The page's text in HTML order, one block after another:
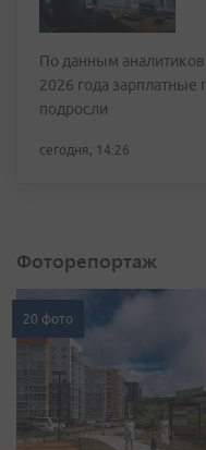
По данным
2026 года
подросли
сегодня, 14:26
Фоторепортаж
20 фото